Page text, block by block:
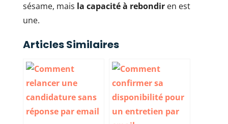
sésame, mais la capacité à rebondiren est
une.
Articles Similaires